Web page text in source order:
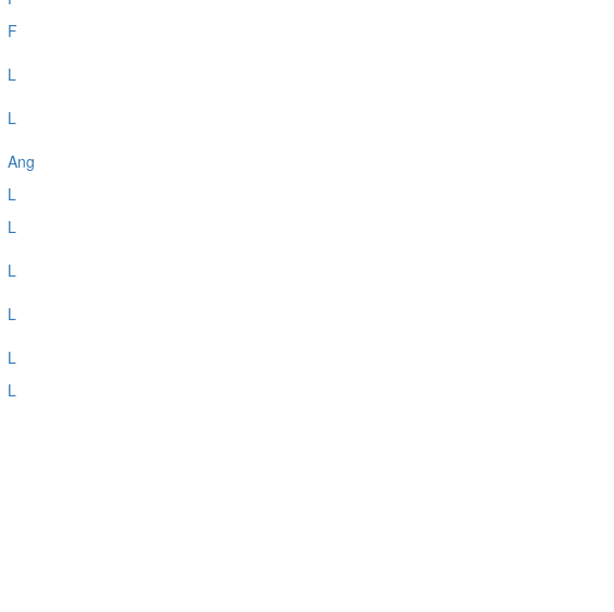
F
L
L
Ang
L
L
L
L
L
L